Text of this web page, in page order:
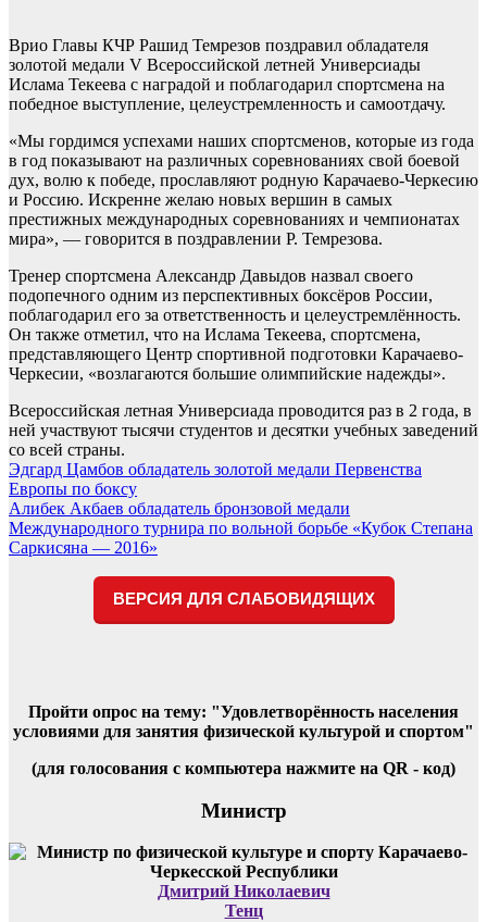
Врио Главы КЧР Рашид Темрезов поздравил обладателя
золотой медали V Всероссийской летней Универсиады
Ислама Текеева с наградой и поблагодарил спортсмена на
победное выступление, целеустремленность и самоотдачу.
«Мы гордимся успехами наших спортсменов, которые из года
в год показывают на различных соревнованиях свой боевой
дух, волю к победе, прославляют родную Карачаево-Черкесию
и Россию. Искренне желаю новых вершин в самых
престижных международных соревнованиях и чемпионатах
мира», — говорится в поздравлении Р. Темрезова.
Тренер спортсмена Александр Давыдов назвал своего
подопечного одним из перспективных боксёров России,
поблагодарил его за ответственность и целеустремлённость.
Он также отметил, что на Ислама Текеева, спортсмена,
представляющего Центр спортивной подготовки Карачаево-
Черкесии, «возлагаются большие олимпийские надежды».
Всероссийская летная Универсиада проводится раз в 2 года, в
ней участвуют тысячи студентов и десятки учебных заведений
со всей страны.
Навигация
по
записям
Эдгард Цамбов обладатель золотой медали Первенства
Европы по боксу
Алибек Акбаев обладатель бронзовой медали
Международного турнира по вольной борьбе «Кубок Степана
Саркисяна — 2016»
ВЕРСИЯ ДЛЯ СЛАБОВИДЯЩИХ
Пройти опрос на тему: "Удовлетворённость населения
условиями для занятия физической культурой и спортом"
(для голосования с компьютера нажмите на QR - код)
Министр
Дмитрий Николаевич
Тенц